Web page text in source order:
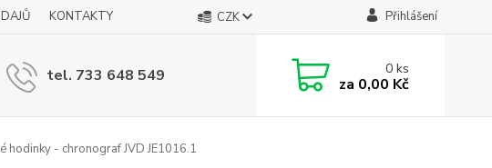
KONTAKTY CZK Přihlášení
tel. 733 648 549 0ks
za 0,00 Kč
hodinky - chronograf JVD JE1016.1